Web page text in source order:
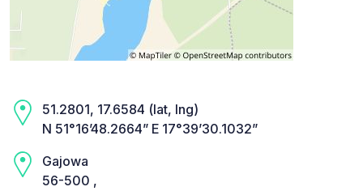
51.2801, 17.6584 (lat, lng)
N 51°16’48.2664” E 17°39’30.1032”
Gajowa
56-500 ,